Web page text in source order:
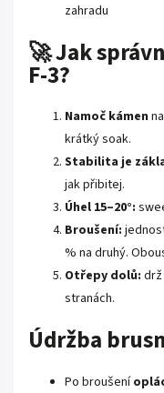
zahradu
🚀 Jak
F‑3?
Namoč kámen
krátký soak.
Stabilita je
jak přibitej.
Úhel 15–20°:
Broušení:
% na druhý.
Otřepy dolů:
stranách.
Údržba
Po broušení